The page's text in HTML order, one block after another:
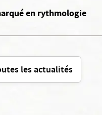
en rythmologie
les actualités